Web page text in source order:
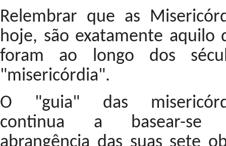
Relembrar que as
hoje, são exatamente aquilo
foram ao longo dos
"misericórdia".
O "guia" das
continua a basear-se
abrangência das suas sete